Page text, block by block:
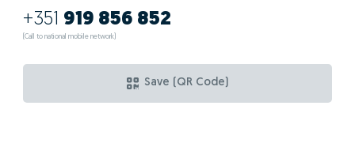
+351 919 856 852
(Call to national mobile network)
Save (QR Code)